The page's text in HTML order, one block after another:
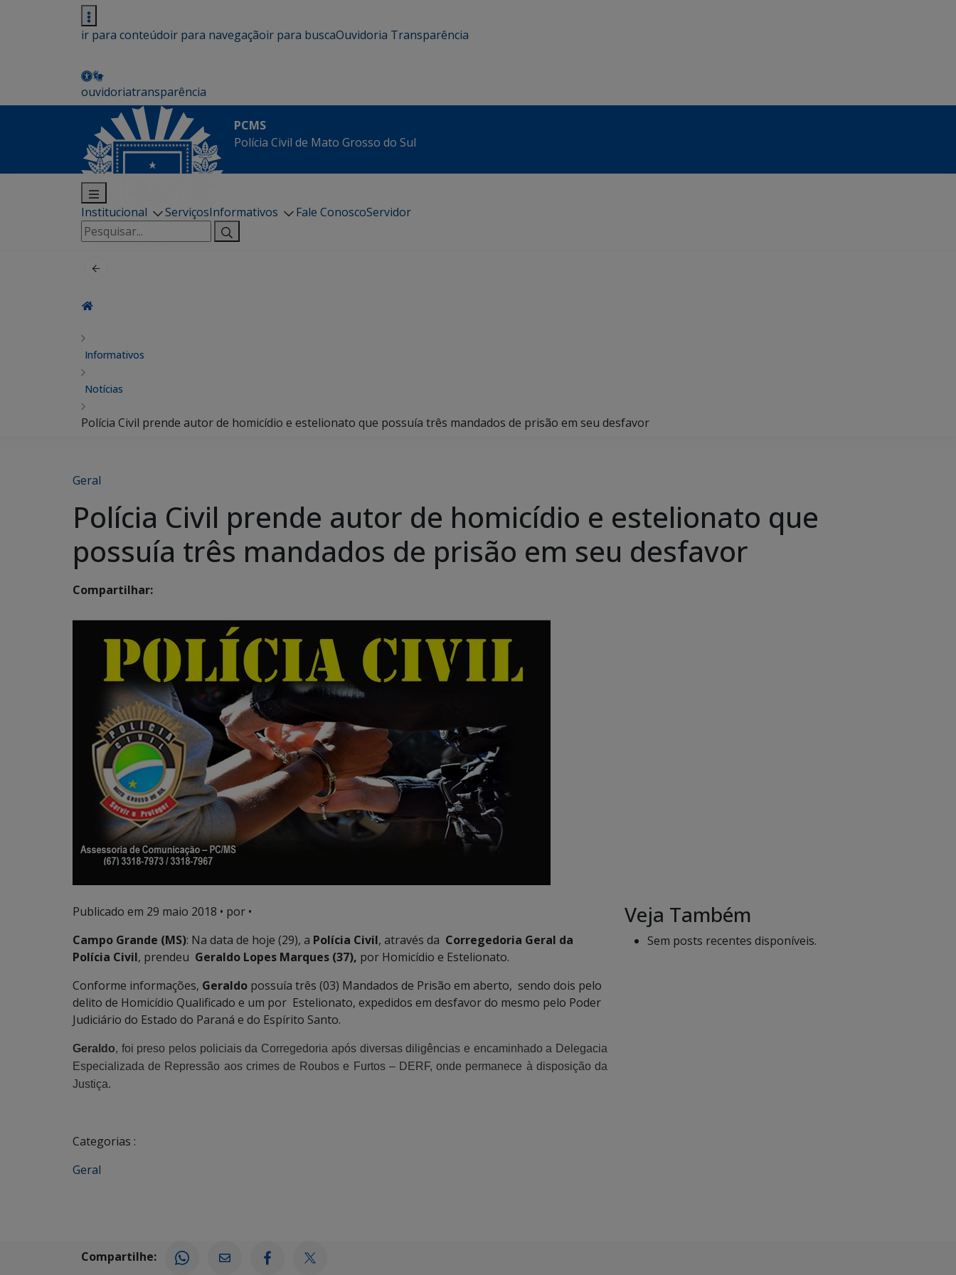
ir para conteúdoir para navegaçãoir para buscaOuvidoria Transparência
ouvidoriatransparência
PCMS
Polícia Civil de Mato Grosso do Sul
Institucional ServiçosInformativos Fale ConoscoServidor
Pesquisar
por:
Informativos
Notícias
Polícia Civil prende autor de homicídio e estelionato que possuía três mandados de prisão em seu desfavor
Geral
Polícia Civil prende autor de homicídio e estelionato que
possuía três mandados de prisão em seu desfavor
Compartilhar:
Publicado em 29 maio 2018 • por •
Campo Grande (MS): Na data de hoje (29), a Polícia Civil, através da Corregedoria Geral da
Polícia Civil, prendeu Geraldo Lopes Marques (37), por Homicídio e Estelionato.
Conforme informações, Geraldo possuía três (03) Mandados de Prisão em aberto, sendo dois pelo
delito de Homicídio Qualificado e um por Estelionato, expedidos em desfavor do mesmo pelo Poder
Judiciário do Estado do Paraná e do Espírito Santo.
Geraldo, foi preso pelos policiais da Corregedoria após diversas diligências e encaminhado a Delegacia
Especializada de Repressão aos crimes de Roubos e Furtos – DERF, onde permanece à disposição da
Justiça.
Categorias :
Geral
Veja Também
Sem posts recentes disponíveis.
Compartilhe: